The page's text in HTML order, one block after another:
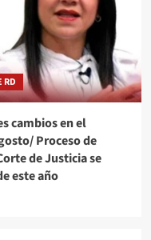
RD
cambios en el
Proceso de
de Justicia se
este año